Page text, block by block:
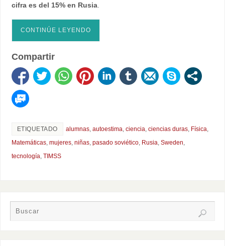
cifra es del 15% en Rusia.
CONTINÚE LEYENDO
Compartir
ETIQUETADO alumnas, autoestima, ciencia, ciencias duras, Física,
Matemáticas, mujeres, niñas, pasado soviético, Rusia, Sweden,
tecnología, TIMSS